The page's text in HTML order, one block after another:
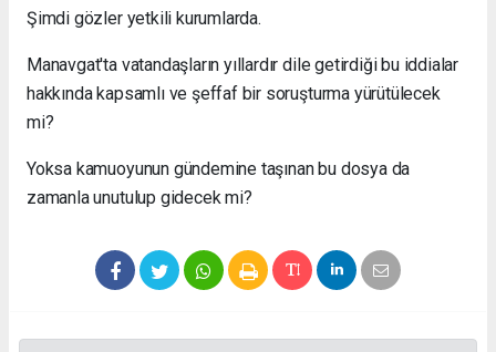
Şimdi gözler yetkili kurumlarda.
Manavgat'ta vatandaşların yıllardır dile getirdiği bu iddialar
hakkında kapsamlı ve şeffaf bir soruşturma yürütülecek
mi?
Yoksa kamuoyunun gündemine taşınan bu dosya da
zamanla unutulup gidecek mi?